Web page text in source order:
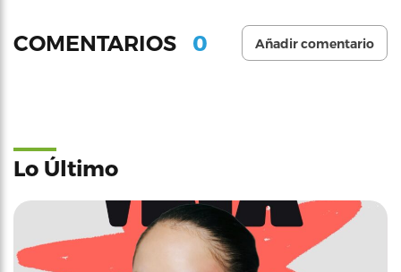
COMENTARIOS 0 Añadir comentario
Lo Último